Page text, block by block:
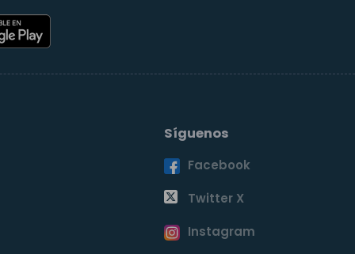
Síguenos
Facebook
Twitter X
Instagram